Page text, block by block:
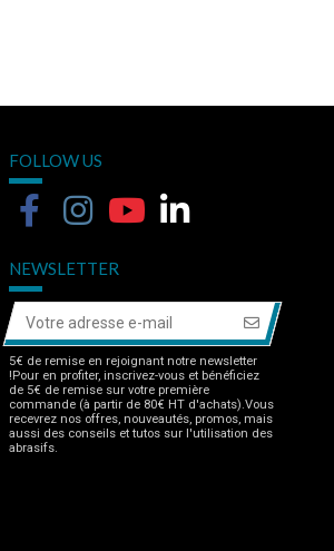
FOLLOW US
NEWSLETTER
5€ de remise en rejoignant notre newsletter
!Pour en profiter, inscrivez-vous et bénéficiez
de 5€ de remise sur votre première
commande (à partir de 80€ HT d'achats).Vous
recevrez nos offres, nouveautés, promos, mais
aussi des conseils et tutos sur l'utilisation des
abrasifs.